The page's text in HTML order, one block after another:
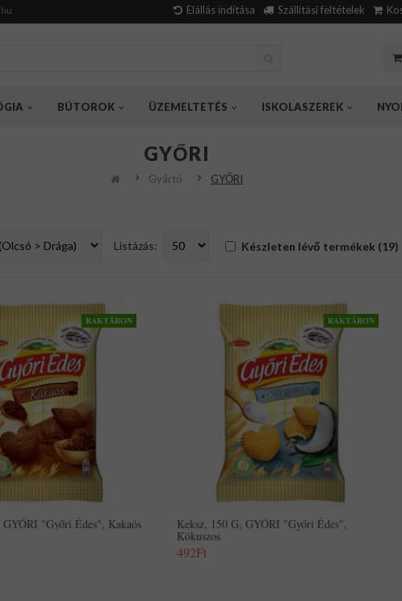
Elállás indítása Szállítási feltételek
BÚTOROK ÜZEMELTETÉS ISKOLASZEREK
GYŐRI
Gyártó GYŐRI
Listázás: Készleten lévő termékek (19)
RAKTÁRON
GYŐRI "Győri Édes", Kakaós
RAKTÁRON
Keksz, 150 G, GYŐRI "Győri Édes",
Kókuszos
492Ft